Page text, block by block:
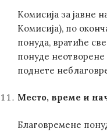
Комисија за јавне
Комисија), по
понуда, вратиће
понуде неотворене
поднете
Место, време и
Благовремене